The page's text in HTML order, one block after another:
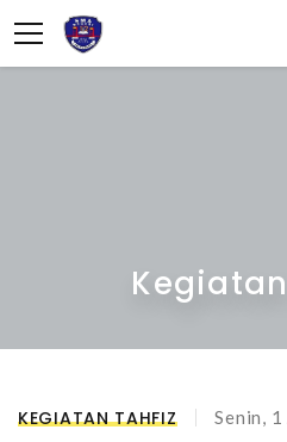
08123456789
KEGIATAN TAHFIZ Senin,